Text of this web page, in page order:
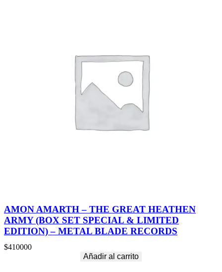
AMON AMARTH – THE GREAT HEATHEN
ARMY (BOX SET SPECIAL & LIMITED
EDITION) – METAL BLADE RECORDS
$410000
Añadir al carrito